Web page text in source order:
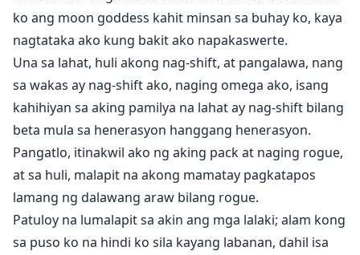
ko ang moon goddess kahit minsan sa buhay ko, kaya
nagtataka ako kung bakit ako napakaswerte.
Una sa lahat, huli akong nag-shift, at pangalawa, nang
sa wakas ay nag-shift ako, naging omega ako, isang
kahihiyan sa aking pamilya na lahat ay nag-shift bilang
beta mula sa henerasyon hanggang henerasyon.
Pangatlo, itinakwil ako ng aking pack at naging rogue,
at sa huli, malapit na akong mamatay pagkatapos
lamang ng dalawang araw bilang rogue.
Patuloy na lumalapit sa akin ang mga lalaki; alam kong
sa puso ko na hindi ko sila kayang labanan, dahil isa